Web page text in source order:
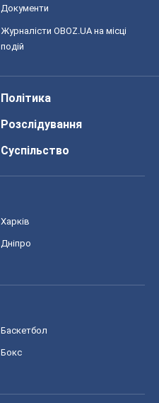
Документи
Журналісти OBOZ.UA на місці
подій
Політика
Розслідування
Суспільство
Харків
Дніпро
Баскетбол
Бокс